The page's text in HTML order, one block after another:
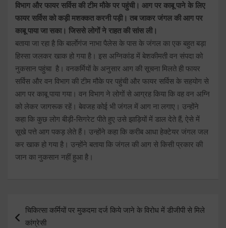
विभाग और फायर सर्विस की टीम मौके पर पहुंची। आग पर काबू पाने के लिए
फायर सर्विस को कड़ी मशक्कत करनी पड़ी। तब जाकर जंगल की आग पर
काबू पाया जा सका। जिससे लोगों ने राहत की सांस ली।
बताया जा रहा है कि बार्लाेगंज नाभा पैलेस के पास के जंगल का एक बहुत बड़ा
हिस्सा जलकर खाक हो गया है। इस अग्निकांड में बेशकीमती वन संपदा को
नुकसान पहुंचा है। वनकर्मियों के अनुसार आग की सूचना मिलते ही फायर
सर्विस और वन विभाग की टीम मौके पर पहुंची और फायर सर्विस के सहयोग से
आग पर काबू पाया गया। वन विभाग ने लोगों से आग्रह किया कि वह वन अग्नि
को लेकर जागरूक रहें। बेवजह कोई भी जंगल में आग ना लगाए। उन्होंने
कहा कि कुछ लोग बीड़ी-सिगरेट पीते हुए उसे झाड़ियों में डाल देते हैं, ऐसे में
सूखे पत्ते आग पकड़ लेते हैं। उन्होंने कहा कि करीब आधा हेक्टेयर जंगल जल
कर खाक हो गया है। उन्होंने बताया कि जंगल की आग से किसी प्रकार की
जान का नुकसान नहीं हुआ है।
navigation
चिकित्सा कर्मियों पर मुकदमा दर्ज किये जाने के विरोध में डीजीपी से मिले
कांग्रेसी